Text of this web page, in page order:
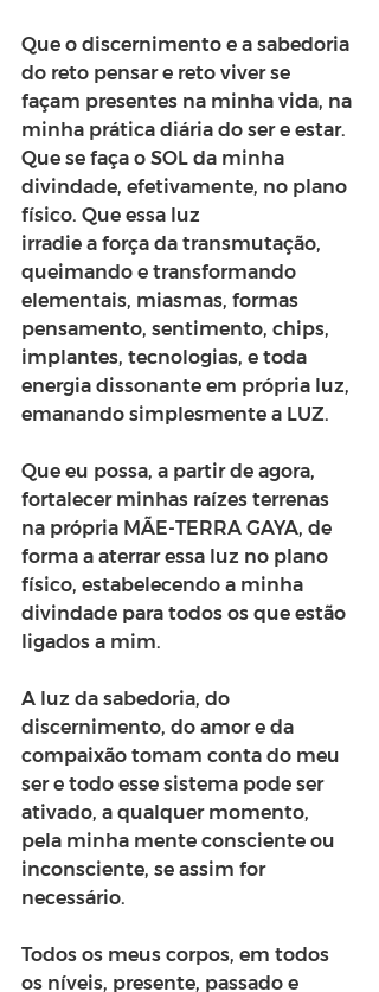
Que o discernimento e a sabedoria
do reto pensar e reto viver se
façam presentes na minha vida, na
minha prática diária do ser e estar.
Que se faça o SOL da minha
divindade, efetivamente, no plano
físico. Que essa luz
irradie a força da transmutação,
queimando e transformando
elementais, miasmas, formas
pensamento, sentimento, chips,
implantes, tecnologias, e toda
energia dissonante em própria luz,
emanando simplesmente a LUZ.
Que eu possa, a partir de agora,
fortalecer minhas raízes terrenas
na própria MÃE-TERRA GAYA, de
forma a aterrar essa luz no plano
físico, estabelecendo a minha
divindade para todos os que estão
ligados a mim.
A luz da sabedoria, do
discernimento, do amor e da
compaixão tomam conta do meu
ser e todo esse sistema pode ser
ativado, a qualquer momento,
pela minha mente consciente ou
inconsciente, se assim for
necessário.
Todos os meus corpos, em todos
os níveis, presente, passado e